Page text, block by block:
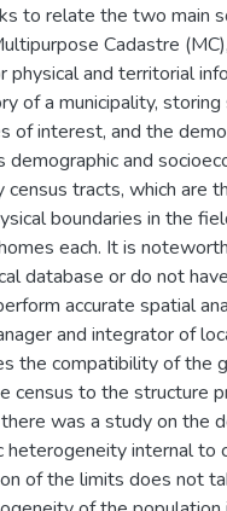
to relate the two main
Cadastre
physical and territorial
of a municipality,
of interest, and the
demographic and
census tracts, which are
boundaries in the
each. It is
database or do not
accurate spatial
and integrator of
the compatibility of the
census to the structure
was a study on the
heterogeneity internal to
of the limits does not